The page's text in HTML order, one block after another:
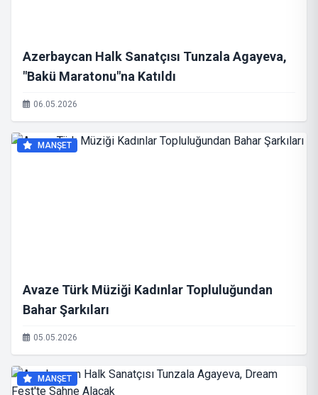
Azerbaycan Halk Sanatçısı Tunzala Agayeva,
"Bakü Maratonu"na Katıldı
06.05.2026
MANŞET
Avaze Türk Müziği Kadınlar Topluluğundan
Bahar Şarkıları
05.05.2026
MANŞET